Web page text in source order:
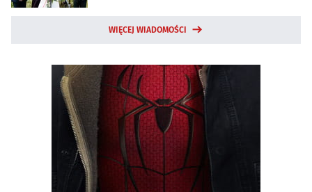
WIĘCEJ WIADOMOŚCI